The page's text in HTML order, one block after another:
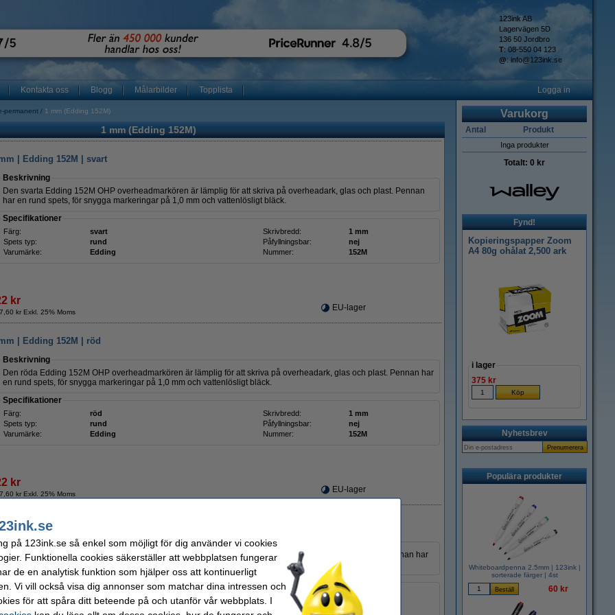
123ink AB
Lagervägen 5D
136 50 Jordbro
T: 08-550 04 123
@: info@123ink.se
Kontakta oss Blogg Målarbilder Topplista Logga in
permanent 1 mm (Edding 152M)
1 mm (Edding 152M)
| Edding 152M | svart
Beskrivning
Den svarta Edding 152M OHP overheadmarkören är lämplig för att skriva på overheadark, glas och plast. Pennan
har en rund spets, för snygga markeringar på 1,0 mm och vattenlösligt bläck.
Specifikationer
Färg: svart Skrivbredd:
1 mm
Spets typ:
rund Påfyllningsbar:
nej
Varumärke:
Edding Nummer: 152M
kr
kr Exkl. 25% Moms EU-lager
| Edding 152M | röd
Beskrivning
Den röda Edding 152M OHP overheadmarkören är lämplig för att skriva på overheadark, glas och plast. Pennan har
en rund spets, för snygga markeringar på 1,0 mm och vattenlösligt bläck.
Specifikationer
Färg: röd Skrivbredd:
1 mm
Spets typ:
rund Påfyllningsbar:
nej
Varumärke:
Edding Nummer: 152M
kr
kr Exkl. 25% Moms EU-lager
| Edding 152M | blå
Beskrivning
Den blå Edding 152M OHP overheadmarkören är lämplig för att skriva på overheadark, glas och plast. Pennan har
en rund spets, för snygga markeringar på 1,0 mm och vattenlösligt bläck.
Specifikationer
Skrivbredd:
1 mm
Spets typ:
rund Påfyllningsbar:
nej
Varukorg
Antal Produkt
Inga produkter
Totalt: 0 kr
Fynd!
Kopieringspapper Zoom
A4 80g ohålat 2,500 ark
i lager
375 kr
Nyhetsbrev
Populära produkter
Whiteboardpenna 2.5mm | 123ink |
sorterade färger | 4st
60 kr
på 123ink.se så enkel som möjligt för dig använder vi cookies
Funktionella cookies säkerställer att webbplatsen fungerar
de en analytisk funktion som hjälper oss att kontinuerligt
Vi vill också visa dig annonser som matchar dina intressen och
för att spåra ditt beteende på och utanför vår webbplats. I